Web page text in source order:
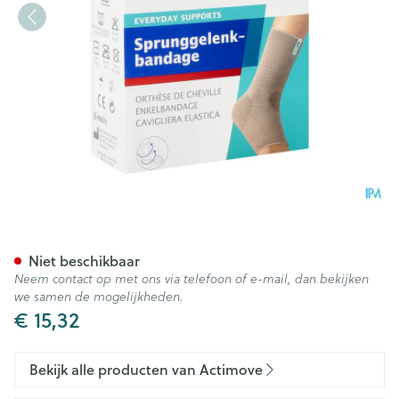
€ 15,32
Niet beschikbaar
Neem contact op met ons via telefoon of e-mail, dan bekijken
we samen de mogelijkheden.
Bekijk alle producten van Actimove